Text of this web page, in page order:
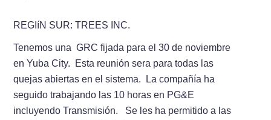
REGIí­N SUR: TREES INC.
Tenemos una GRC fijada para el 30 de noviembre
en Yuba City. Esta reunión sera para todas las
quejas abiertas en el sistema. La compañí­­a ha
seguido trabajando las 10 horas en PG&E
incluyendo Transmisión. Se les ha permitido a las